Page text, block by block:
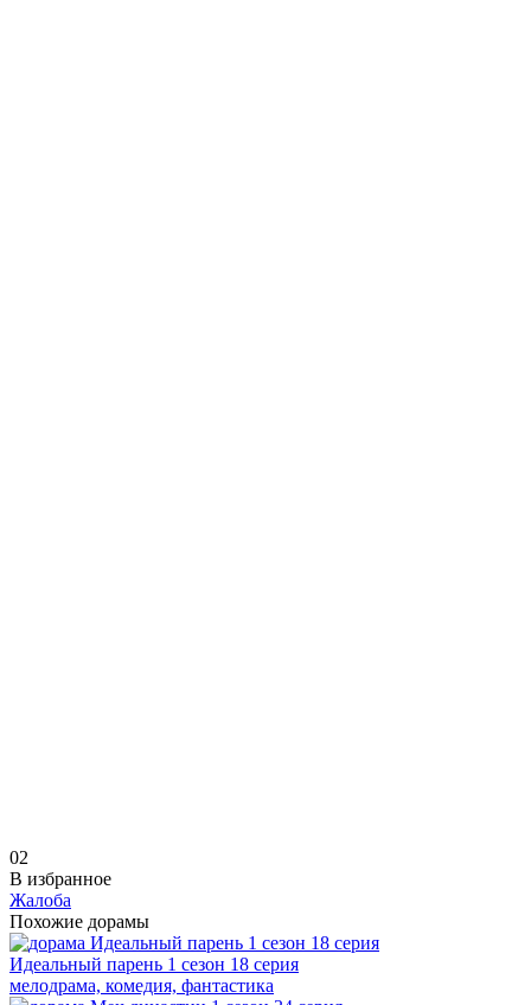
02
В избранное
Жалоба
Похожие дорамы
Идеальный парень 1 сезон 18 серия
мелодрама, комедия, фантастика